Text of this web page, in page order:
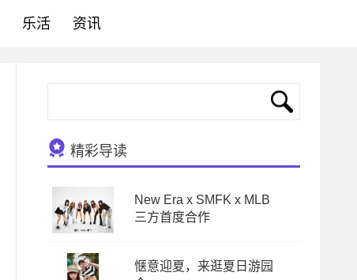
乐活 资讯
精彩导读
New Era x SMFK x MLB
三方首度合作
惬意迎夏，来逛夏日游园